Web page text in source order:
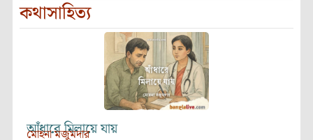
কথাসাহিত্য
আঁধারে মিলায়ে যায়
মোহনা মজুমদার